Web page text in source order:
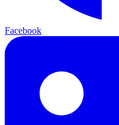
Facebook